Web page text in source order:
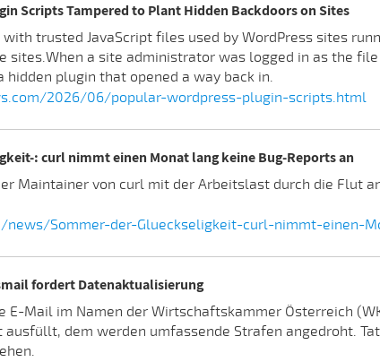
Scripts Tampered to Plant Hidden Backdoors on Sites
trusted JavaScript files used by WordPress sites
sites.When a site administrator was logged in as the
plugin that opened a way back in.
2026/06/popular-wordpress-plugin-scripts.html
: curl nimmt einen Monat lang keine Bug-Reports an
Maintainer von curl mit der Arbeitslast durch die Flut
Sommer-der-Glueckseligkeit-curl-nimmt-einen-
fordert Datenaktualisierung
E-Mail im Namen der Wirtschaftskammer Österreich
dem werden umfassende Strafen angedroht.